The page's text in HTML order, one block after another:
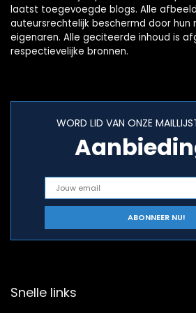
laatst toegevoegde blogs. Alle
auteursrechtelijk beschermd door hun
eigenaren. Alle geciteerde inhoud is
respectievelijke bronnen.
WORD LID VAN ONZE
Snelle links